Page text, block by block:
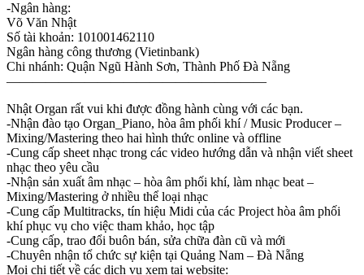
-Ngân hàng:
Võ Văn Nhật
Số tài khoản: 101001462110
Ngân hàng công thương (Vietinbank)
Chi nhánh: Quận Ngũ Hành Sơn, Thành Phố Đà Nẵng
————————————————————
Nhật Organ rất vui khi được đồng hành cùng với các bạn.
-Nhận đào tạo Organ_Piano, hòa âm phối khí / Music Producer –
Mixing/Mastering theo hai hình thức online và offline
-Cung cấp sheet nhạc trong các video hướng dẫn và nhận viết sheet
nhạc theo yêu cầu
-Nhận sản xuất âm nhạc – hòa âm phối khí, làm nhạc beat –
Mixing/Mastering ở nhiều thể loại nhạc
-Cung cấp Multitracks, tín hiệu Midi của các Project hòa âm phối
khí phục vụ cho việc tham khảo, học tập
-Cung cấp, trao đổi buôn bán, sửa chữa đàn cũ và mới
-Chuyên nhận tổ chức sự kiện tại Quảng Nam – Đà Nẵng
Mọi chi tiết về các dịch vụ xem tại website: